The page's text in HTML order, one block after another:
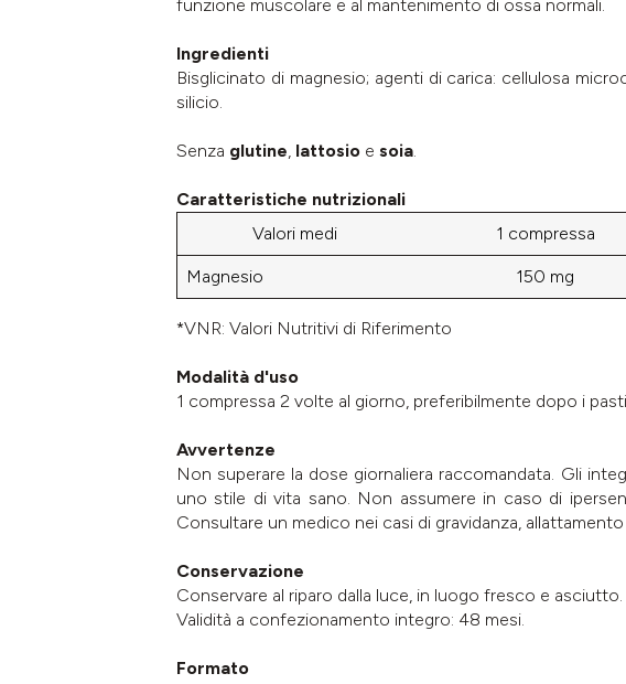
funzione muscolare e al mantenimento di ossa normali.
Ingredienti
Bisglicinato di magnesio; agenti di carica: cellulosa
silicio.
Senza glutine, lattosio e soia.
Caratteristiche nutrizionali
Valori medi
1 compressa
Magnesio 150 mg
*VNR: Valori Nutritivi di Riferimento
Modalità d'uso
1 compressa 2 volte al giorno, preferibilmente dopo i
Avvertenze
Non superare la dose giornaliera raccomandata. Gli
uno stile di vita sano. Non assumere in caso di
Consultare un medico nei casi di gravidanza,
Conservazione
Conservare al riparo dalla luce, in luogo fresco e asciutto.
Validità a confezionamento integro: 48 mesi.
Formato